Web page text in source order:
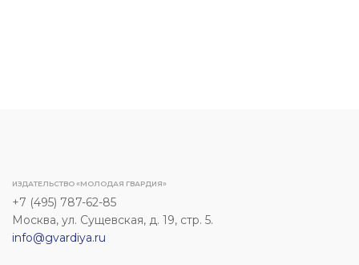
ИЗДАТЕЛЬСТВО «МОЛОДАЯ ГВАРДИЯ»
+7 (495) 787-62-85
Москва, ул. Сущевская, д. 19, стр. 5.
info@gvardiya.ru